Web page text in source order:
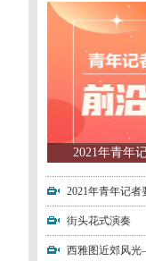
2021年青年
2021年青年记
街头花式演奏
西雅图近郊风